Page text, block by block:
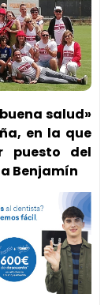
salud»
en la que
puesto del
Benjamín